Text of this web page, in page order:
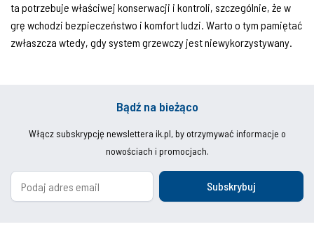
ta potrzebuje właściwej konserwacji i kontroli, szczególnie, że w
grę wchodzi bezpieczeństwo i komfort ludzi. Warto o tym pamiętać
zwłaszcza wtedy, gdy system grzewczy jest niewykorzystywany.
Bądź na bieżąco
Włącz subskrypcję newslettera ik.pl, by otrzymywać informacje o
nowościach i promocjach.
Subskrybuj